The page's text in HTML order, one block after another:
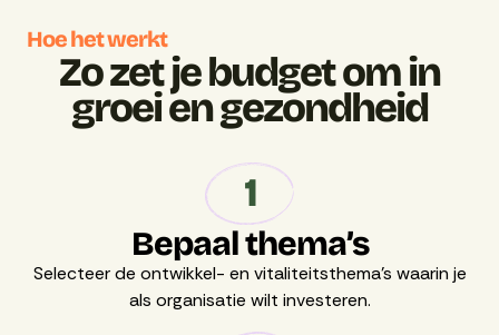
Hoe het werkt
Zo zet je budget om in
groei en gezondheid
1
Bepaal thema’s
Selecteer de ontwikkel- en vitaliteitsthema’s waarin je
als organisatie wilt investeren.